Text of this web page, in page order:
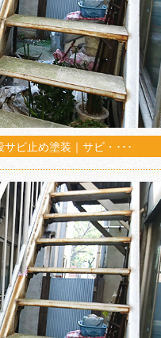
ビ止め塗装｜サビ・･･･